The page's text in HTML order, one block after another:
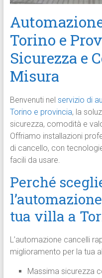
Torino e
Sicurezza e
Misura
Benvenuti nel servizio di
Torino e provincia, la
sicurezza, comodità e
Offriamo installazioni
di cancello, con
facili da usare.
Perché
tua villa a
L’automazione cancelli
miglioramento per la tua
Massima sicurezza